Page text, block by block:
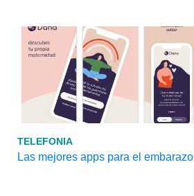
TELEFONIA
Las mejores apps para el embarazo